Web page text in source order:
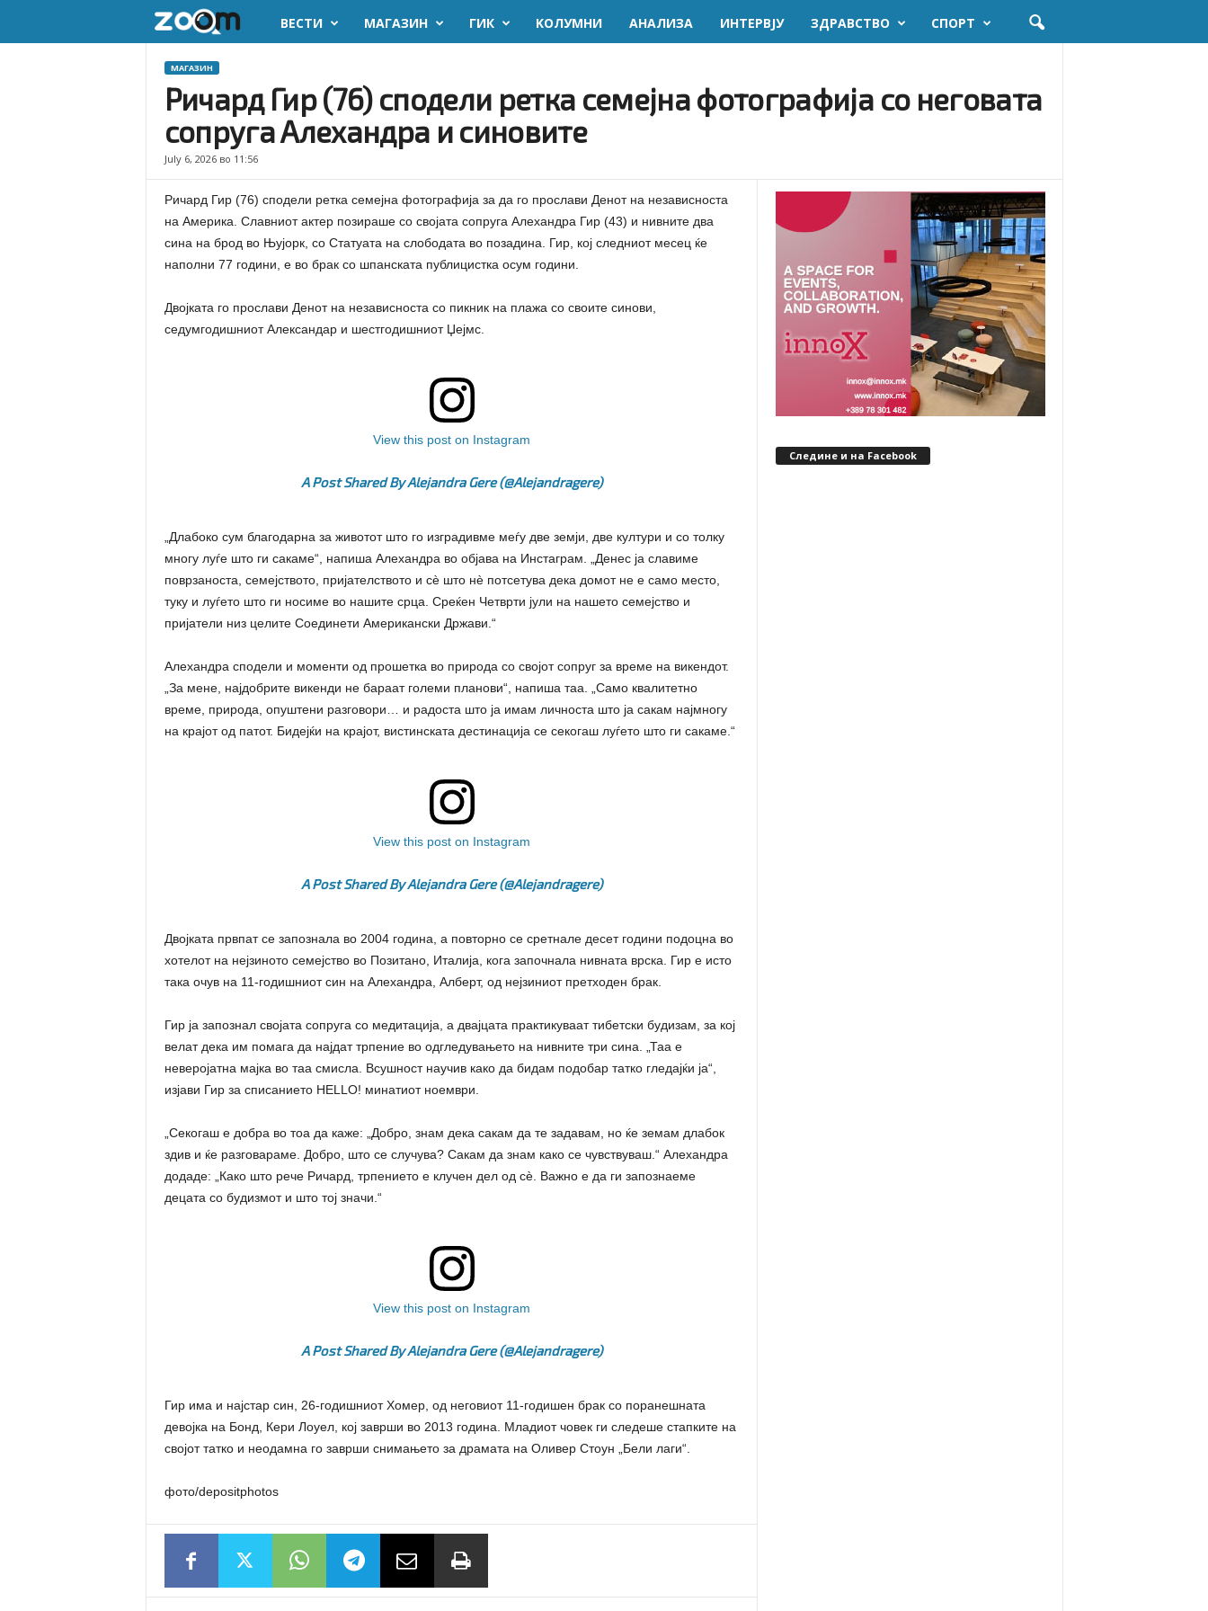
m
.
m
k
ВЕСТИ МАГАЗИН ГИК KОЛУМНИ AНАЛИЗА ИНТЕРВЈУ ЗДРАВСТВО СПОРТ
МАГАЗИН
Ричард Гир (76) сподели ретка семејна фотографија со неговата
сопруга Алехандра и синовите
July 6, 2026 во 11:56
Ричард Гир (76) сподели ретка семејна фотографија за да го прослави Денот на независноста
на Америка. Славниот актер позираше со својата сопруга Алехандра Гир (43) и нивните два
сина на брод во Њујорк, со Статуата на слободата во позадина. Гир, кој следниот месец ќе
наполни 77 години, е во брак со шпанската публицистка осум години.
Двојката го прослави Денот на независноста со пикник на плажа со своите синови,
седумгодишниот Александар и шестгодишниот Џејмс.
View this post on Instagram
A Post Shared By Alejandra Gere (@alejandragere)
„Длабоко сум благодарна за животот што го изградивме меѓу две земји, две култури и со толку
многу луѓе што ги сакаме“, напиша Алехандра во објава на Инстаграм. „Денес ја славиме
поврзаноста, семејството, пријателството и сè што нè потсетува дека домот не е само место,
туку и луѓето што ги носиме во нашите срца. Среќен Четврти јули на нашето семејство и
пријатели низ целите Соединети Американски Држави.“
Алехандра сподели и моменти од прошетка во природа со својот сопруг за време на викендот.
„За мене, најдобрите викенди не бараат големи планови“, напиша таа. „Само квалитетно
време, природа, опуштени разговори… и радоста што ја имам личноста што ја сакам најмногу
на крајот од патот. Бидејќи на крајот, вистинската дестинација се секогаш луѓето што ги сакаме.“
View this post on Instagram
A Post Shared By Alejandra Gere (@alejandragere)
Двојката првпат се запознала во 2004 година, а повторно се сретнале десет години подоцна во
хотелот на нејзиното семејство во Позитано, Италија, кога започнала нивната врска. Гир е исто
така очув на 11-годишниот син на Алехандра, Алберт, од нејзиниот претходен брак.
Гир ја запознал својата сопруга со медитација, а двајцата практикуваат тибетски будизам, за кој
велат дека им помага да најдат трпение во одгледувањето на нивните три сина. „Таа е
неверојатна мајка во таа смисла. Всушност научив како да бидам подобар татко гледајќи ја“,
изјави Гир за списанието HELLO! минатиот ноември.
„Секогаш е добра во тоа да каже: „Добро, знам дека сакам да те задавам, но ќе земам длабок
здив и ќе разговараме. Добро, што се случува? Сакам да знам како се чувствуваш.“ Алехандра
додаде: „Како што рече Ричард, трпението е клучен дел од сè. Важно е да ги запознаеме
децата со будизмот и што тој значи.“
View this post on Instagram
A Post Shared By Alejandra Gere (@alejandragere)
Гир има и најстар син, 26-годишниот Хомер, од неговиот 11-годишен брак со поранешната
девојка на Бонд, Кери Лоуел, кој заврши во 2013 година. Младиот човек ги следеше стапките на
својот татко и неодамна го заврши снимањето за драмата на Оливер Стоун „Бели лаги“.
фото/depositphotos
Следине и на Facebook